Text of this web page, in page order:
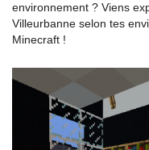
environnement ? Viens
Villeurbanne selon tes
Minecraft !